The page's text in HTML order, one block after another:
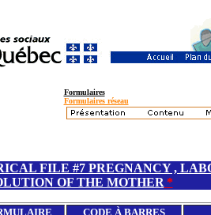
Formulaires
Formulaires réseau
FILE #7 PREGNANCY ,
OF THE MOTHER *
CODE À BARRES